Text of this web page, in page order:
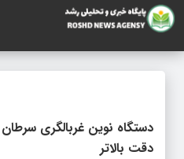
دستگاه نوین غربالگری
دقت بالاتر